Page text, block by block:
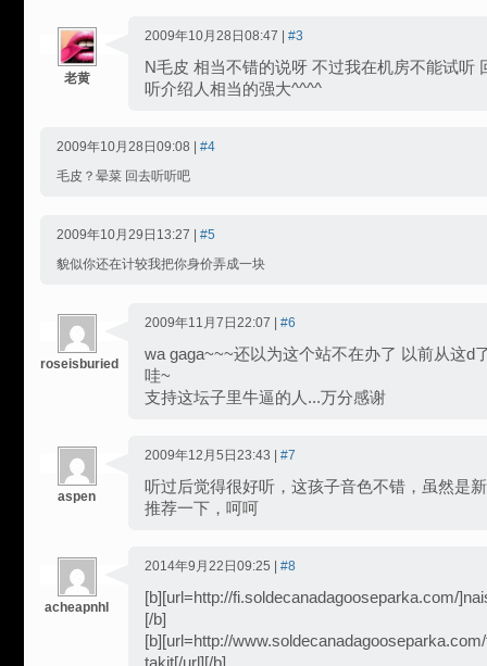
老黄
2009年10月28日08:47 | #3
N毛皮 相当不错的说呀 不过我在机房不能试听
听介绍人相当的强大^^^^
2009年10月28日09:08 | #4
毛皮？晕菜 回去听听吧
2009年10月29日13:27 | #5
貌似你还在计较我把你身价弄成一块
roseisburied
2009年11月7日22:07 | #6
wa gaga~~~还以为这个站不在办了 以前从这d
哇~
支持这坛子里牛逼的人...万分感谢
aspen
2009年12月5日23:43 | #7
听过后觉得很好听，这孩子音色不错，虽然是
推荐一下，呵呵
acheapnhl
2014年9月22日09:25 | #8
[b][url=http://fi.soldecanadagooseparka.com/
[/b]
[b][url=http://